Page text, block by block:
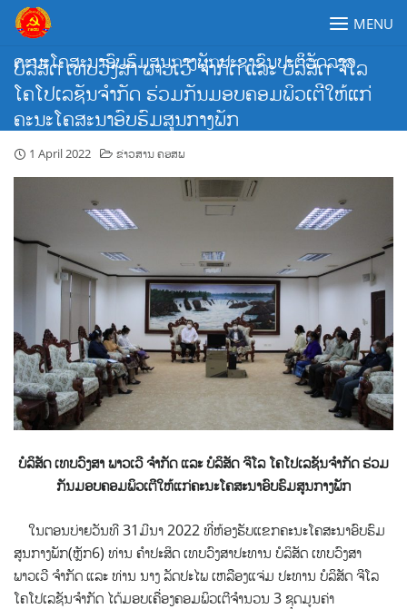
Skip
content
ຄະນະໂຄສະນາອົບຮົມສູນກາງພັກປະຊາຊົນປະຕິວັດລາວ
MENU
ບໍລິສັດ ເທບວົງສາ ພາວເວີ ຈຳກັດ ແລະ ບໍລິສັດ ຈີໂລ
ໂຄໂປເລຊັນຈຳກັດ ຮ່ວມກັນມອບຄອມພິວເຕີໃຫ້ແກ່
ຄະນະໂຄສະນາອົບຮົມສູນກາງພັກ
1 April 2022 ຂ່າວສານ ຄອສພ
ບໍລິສັດ ເທບວົງສາ ພາວເວີ ຈຳກັດ ແລະ ບໍລິສັດ ຈີໂລ ໂຄໂປເລຊັນຈຳກັດ ຮ່ວມ
ກັນມອບຄອມພິວເຕີໃຫ້ແກ່ຄະນະໂຄສະນາອົບຮົມສູນກາງພັກ
ໃນຕອນບ່າຍວັນທີ 31ມີນາ 2022 ທີ່ຫ້ອງຮັບແຂກຄະນະໂຄສະນາອົບຮົມ
ສູນກາງພັກ(ຫຼັກ6) ທ່ານ ຄຳປະສິດ ເທບວົງສາປະທານ ບໍລິສັດ ເທບວົງສາ
ພາວເວີ ຈຳກັດ ແລະ ທ່ານ ນາງ ລັດປະໄພ ເຫລືອງແຈ່ມ ປະທານ ບໍລິສັດ ຈີໂລ
ໂຄໂປເລຊັນຈຳກັດ ໄດ້ມອບເຄື່ອງຄອມພິວເຕີຈຳນວນ 3 ຊຸດມູນຄ່າ